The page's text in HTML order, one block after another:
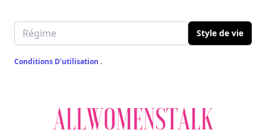
Email address Style de vie
Conditions D'utilisation .